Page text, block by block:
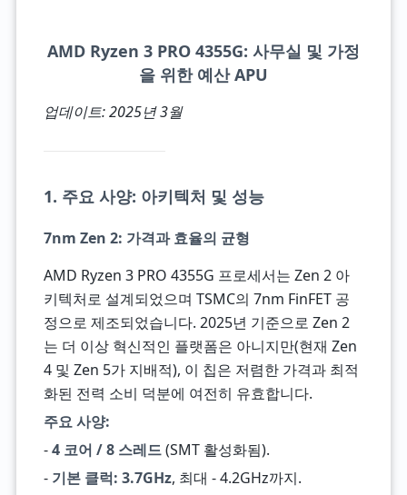
AMD Ryzen 3 PRO 4355G: 사무실 및 가정
을 위한 예산 APU
업데이트: 2025년 3월
1. 주요 사양: 아키텍처 및 성능
7nm Zen 2: 가격과 효율의 균형
AMD Ryzen 3 PRO 4355G 프로세서는 Zen 2 아
키텍처로 설계되었으며 TSMC의 7nm FinFET 공
정으로 제조되었습니다. 2025년 기준으로 Zen 2
는 더 이상 혁신적인 플랫폼은 아니지만(현재 Zen
4 및 Zen 5가 지배적), 이 칩은 저렴한 가격과 최적
화된 전력 소비 덕분에 여전히 유효합니다.
주요 사양:
-4 코어 / 8 스레드(SMT 활성화됨).
- 기본 클럭: 3.7GHz, 최대 - 4.2GHz까지.